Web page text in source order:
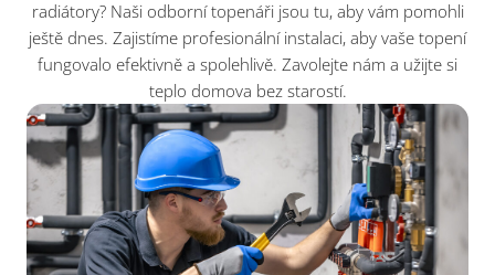
radiátory? Naši odborní topenáři jsou tu, aby vám pomohli
ještě dnes. Zajistíme profesionální instalaci, aby vaše topení
fungovalo efektivně a spolehlivě. Zavolejte nám a užijte si
teplo domova bez starostí.